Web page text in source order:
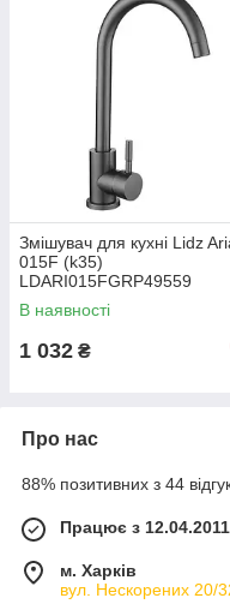
Змішувач для кухні Lidz
015F (k35)
LDARI015FGRP49559
Graphite
В наявності
1 032 ₴
Про нас
88% позитивних з 44
Працює з 12.04.2011
м. Харків
вул. Нескорених 20/